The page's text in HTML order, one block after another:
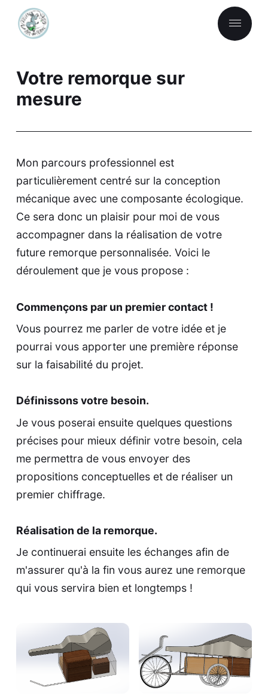
Votre remorque sur
mesure
Mon parcours professionnel est
particulièrement centré sur la conception
mécanique avec une composante écologique.
Ce sera donc un plaisir pour moi de vous
accompagner dans la réalisation de votre
future remorque personnalisée. Voici le
déroulement que je vous propose :
Commençons par un premier contact !
Vous pourrez me parler de votre idée et je
pourrai vous apporter une première réponse
sur la faisabilité du projet.
Définissons votre besoin.
Je vous poserai ensuite quelques questions
précises pour mieux définir votre besoin, cela
me permettra de vous envoyer des
propositions conceptuelles et de réaliser un
premier chiffrage.
Réalisation de la remorque.
Je continuerai ensuite les échanges afin de
m'assurer qu'à la fin vous aurez une remorque
qui vous servira bien et longtemps !